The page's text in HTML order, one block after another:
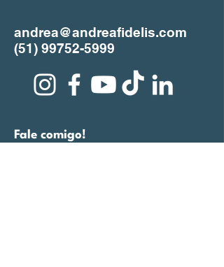
andrea@andreafidelis.com
(51) 99752-5999
Fale comigo!